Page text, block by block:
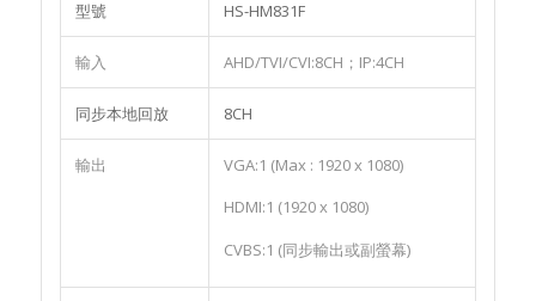
型號 HS-HM831F
輸入 AHD/TVI/CVI:8CH；IP:4CH
同步本地回放 8CH
輸出
VGA:1 (Max : 1920 x 1080)
HDMI:1 (1920 x 1080)
CVBS:1 (同步輸出或副螢幕)